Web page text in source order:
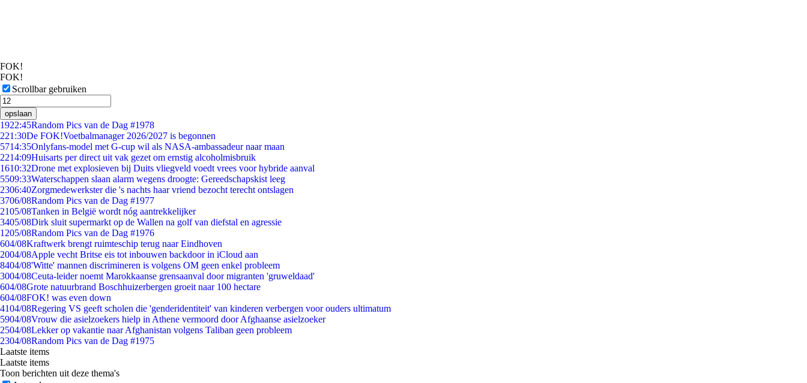
FOK!
FOK!
Scrollbar gebruiken
opslaan
1922:45Random Pics van de Dag #1978
221:30De FOK!Voetbalmanager 2026/2027 is begonnen
5714:35Onlyfans-model met G-cup wil als NASA-ambassadeur naar maan
2214:09Huisarts per direct uit vak gezet om ernstig alcoholmisbruik
1610:32Drone met explosieven bij Duits vliegveld voedt vrees voor hybride aanval
5509:33Waterschappen slaan alarm wegens droogte: Gereedschapskist leeg
2306:40Zorgmedewerkster die 's nachts haar vriend bezocht terecht ontslagen
3706/08Random Pics van de Dag #1977
2105/08Tanken in België wordt nóg aantrekkelijker
3405/08Dirk sluit supermarkt op de Wallen na golf van diefstal en agressie
1205/08Random Pics van de Dag #1976
604/08Kraftwerk brengt ruimteschip terug naar Eindhoven
2004/08Apple vecht Britse eis tot inbouwen backdoor in iCloud aan
8404/08'Witte' mannen discrimineren is volgens OM geen enkel probleem
3004/08Ceuta-leider noemt Marokkaanse grensaanval door migranten 'gruweldaad'
604/08Grote natuurbrand Boschhuizerbergen groeit naar 100 hectare
604/08FOK! was even down
4104/08Regering VS geeft scholen die 'genderidentiteit' van kinderen verbergen voor ouders ultimatum
5904/08Vrouw die asielzoekers hielp in Athene vermoord door Afghaanse asielzoeker
2504/08Lekker op vakantie naar Afghanistan volgens Taliban geen probleem
2304/08Random Pics van de Dag #1975
Laatste items
Laatste items
Toon berichten uit deze thema's